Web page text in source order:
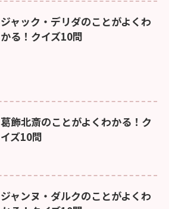
ジャック・デリダのことがよくわ
かる！クイズ10問
葛飾北斎のことがよくわかる！ク
イズ10問
ジャンヌ・ダルクのことがよくわ